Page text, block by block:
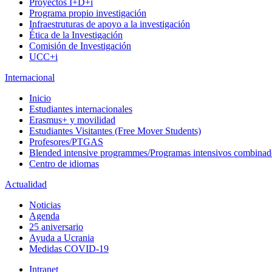
Proyectos I+D+i
Programa propio investigación
Infraestruturas de apoyo a la investigación
Ética de la Investigación
Comisión de Investigación
UCC+i
Internacional
Inicio
Estudiantes internacionales
Erasmus+ y movilidad
Estudiantes Visitantes (Free Mover Students)
Profesores/PTGAS
Blended intensive programmes/Programas intensivos
Centro de idiomas
Actualidad
Noticias
Agenda
25 aniversario
Ayuda a Ucrania
Medidas COVID-19
Intranet